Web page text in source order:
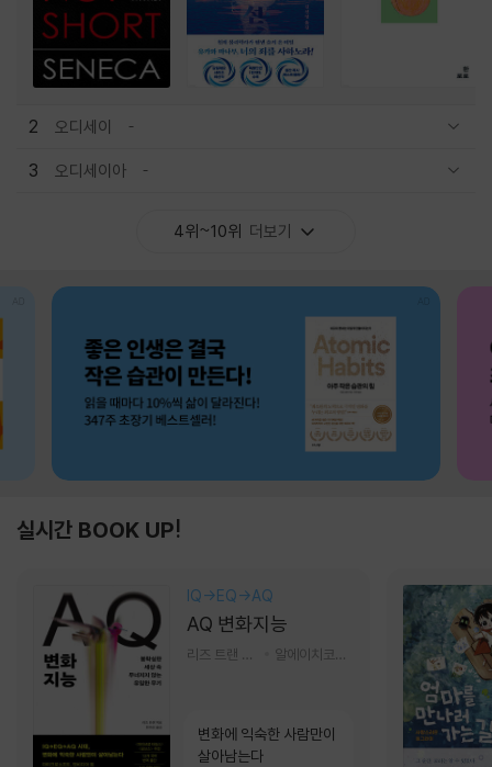
2 오디세이
3 오디세이아
4위~10위 더보기
실시간 BOOK UP!
IQ→EQ→AQ
AQ 변화지능
변화에 익숙한 사람만이
살아남는다